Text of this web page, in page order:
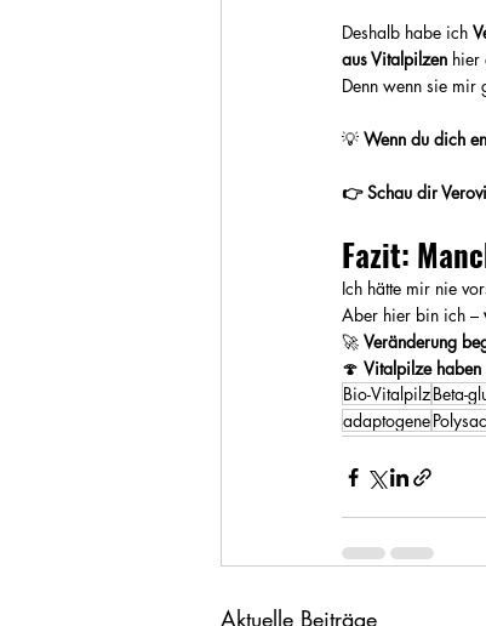
Deshalb habe ich
aus Vitalpilzen
Denn wenn sie mir
💡 Wenn du dich
👉 Schau dir
Fazit:
Ich hätte mir nie
Aber hier bin ich –
🚀 Veränderung
🍄 Vitalpilze haben
Bio-VitalpilzBeta-
adaptogene
Aktuelle Beiträge